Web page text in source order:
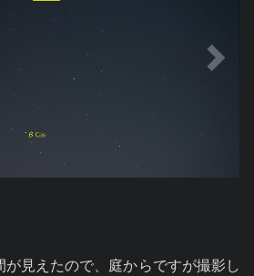
見えたので、庭からですが撮影し